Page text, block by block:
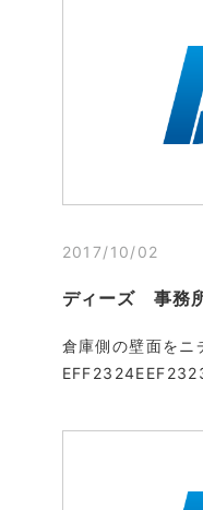
2017/10/02
ディーズ 事務
倉庫側の壁面をニ